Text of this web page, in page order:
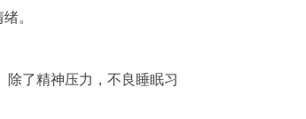
。
了精神压力，不良睡眠习